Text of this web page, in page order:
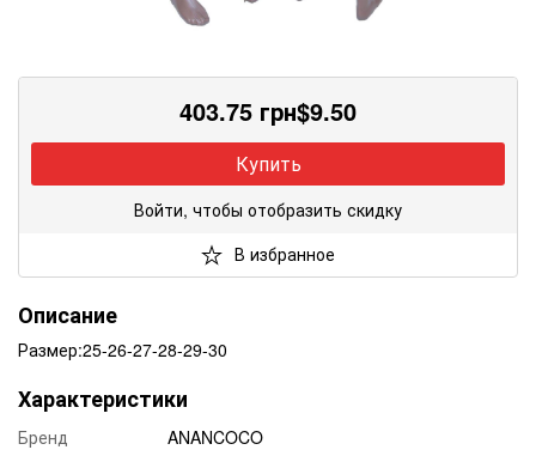
403.75 грн$9.50
Купить
Войти, чтобы отобразить скидку
В избранное
Описание
Размер:25-26-27-28-29-30
Характеристики
Бренд
ANANCOCO